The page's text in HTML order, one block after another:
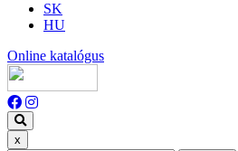
SK
HU
Online katalógus
x